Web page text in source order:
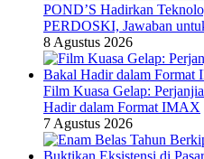
POND’S Hadirkan
PERDOSKI, Jawaban
8 Agustus 2026
Film Kuasa Gelap:
Hadir dalam Format IMAX
7 Agustus 2026